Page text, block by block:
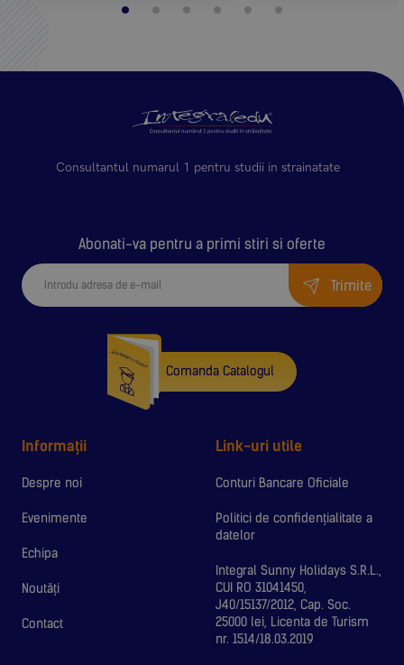
Consultantul numarul 1 pentru studii in strainatate
Informații
Despre noi
Evenimente
Echipa
Noutăți
Contact
Link-uri utile
Conturi Bancare Oficiale
Politici de confidențialitate a
datelor
Integral Sunny Holidays S.R.L.,
CUI RO 31041450,
J40/15137/2012, Cap. Soc.
25000 lei, Licenta de Turism
nr. 1514/18.03.2019
Abonati-va pentru a primi stiri si oferte
Trimite
Comanda Catalogul